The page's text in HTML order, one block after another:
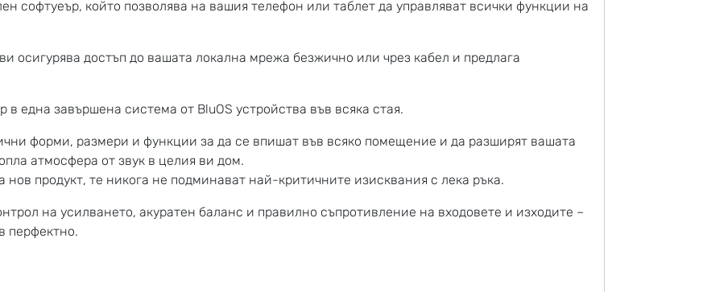
софтуеър, който позволява на вашия телефон или таблет да управляват всички функции на
осигурява достъп до вашата локална мрежа безжично или чрез кабел и предлага
една завършена система от BluOS устройства във всяка стая.
форми, размери и функции за да се впишат във всяко помещение и да разширят вашата
атмосфера от звук в целия ви дом.
нов продукт, те никога не подминават най-критичните изисквания с лека ръка.
на усилването, акуратен баланс и правилно съпротивление на входовете и изходите –
перфектно.